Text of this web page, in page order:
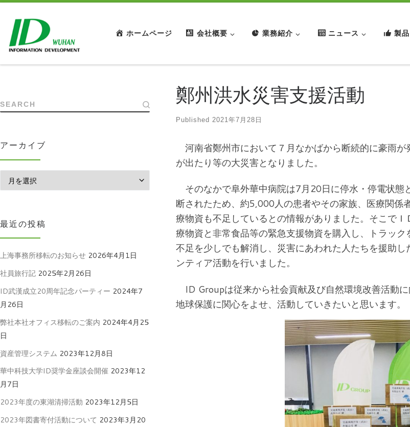
ホームページ 会社概要 業務紹介 ニュース 製
鄭州洪水災害支援活動
Published 2021年7月28日
河南省鄭州市において７月なかばから断続的に豪雨
が出たり等の大災害となりました。
そのなかで阜外華中病院は7月20日に停水・停電状
断されたため、約5,000人の患者やその家族、医療関
療物資も不足しているとの情報がありました。そこで
療物資と非常食品等の緊急支援物資を購入し、トラッ
不足を少しでも解消し、災害にあわれた人たちを援助
ンティア活動を行いました。
ID Groupは従来から社会貢献及び自然環境改善活動
地球保護に関心をよせ、活動していきたいと思います。
SEARCH
アーカイブ
最近の投稿
上海事務所移転のお知らせ 2026年4月1日
社員旅行記 2025年2月26日
ID武漢成立20周年記念パーティー 2024年7
月26日
弊社本社オフィス移転のご案内 2024年4月25
日
資産管理システム 2023年12月8日
華中科技大学ID奨学金座談会開催 2023年12
月7日
2023年度の東湖清掃活動 2023年12月5日
2023年図書寄付活動について 2023年3月20